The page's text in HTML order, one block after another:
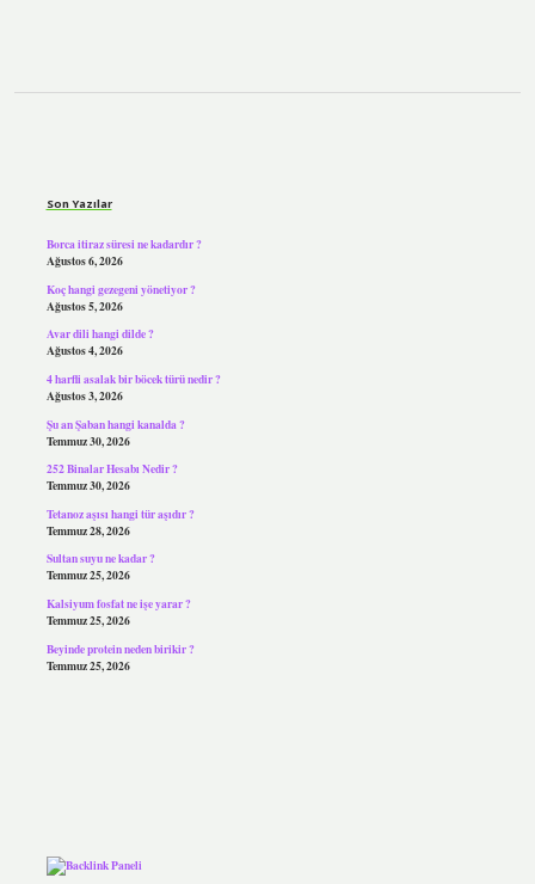
Son Yazılar
Borca itiraz süresi ne kadardır ?
Ağustos 6, 2026
Koç hangi gezegeni yönetiyor ?
Ağustos 5, 2026
Avar dili hangi dilde ?
Ağustos 4, 2026
4 harfli asalak bir böcek türü nedir ?
Ağustos 3, 2026
Şu an Şaban hangi kanalda ?
Temmuz 30, 2026
252 Binalar Hesabı Nedir ?
Temmuz 30, 2026
Tetanoz aşısı hangi tür aşıdır ?
Temmuz 28, 2026
Sultan suyu ne kadar ?
Temmuz 25, 2026
Kalsiyum fosfat ne işe yarar ?
Temmuz 25, 2026
Beyinde protein neden birikir ?
Temmuz 25, 2026